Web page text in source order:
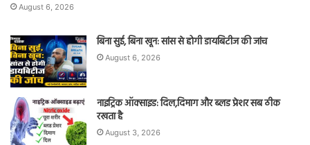
August 6, 2026
बिना सुई, बिना खून: सांस से होगी डायबिटीज की जांच
August 6, 2026
नाइट्रिक ऑक्साइड: दिल,दिमाग और ब्लड प्रेशर सब ठीक
रखता है
August 3, 2026